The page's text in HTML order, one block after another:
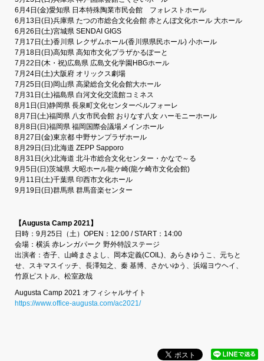
6月4日(金)愛知県 日本特殊陶業市民会館 フォレストホール
6月13日(日)兵庫県 たつの市総合文化会館 赤とんぼ文化ホール 大ホール
6月26日(土)宮城県 SENDAI GIGS
7月17日(土)香川県 レクザムホール(香川県県民ホール) 小ホール
7月18日(日)高知県 高知市文化プラザかるぽーと
7月22日(木・祝)広島県 広島文化学園HBGホール
7月24日(土)大阪府 オリックス劇場
7月25日(日)岡山県 高梁総合文化会館大ホール
7月31日(土)福島県 白河文化交流館コミネス
8月1日(日)静岡県 長泉町文化センターベルフォーレ
8月7日(土)福岡県 八女市民会館 おりなす八女 ハーモニーホール
8月8日(日)福岡県 福岡国際会議場メインホール
8月27日(金)東京都 中野サンプラザホール
8月29日(日)北海道 ZEPP Sapporo
8月31日(火)北海道 北斗市総合文化センター・かなで～る
9月5日(日)茨城県 大昭ホール龍ケ崎(龍ケ崎市文化会館)
9月11日(土)千葉県 印西市文化ホール
9月19日(日)群馬県 群馬音楽センター
【Augusta Camp 2021】
日時：9月25日（土）OPEN：12:00 / START：14:00
会場：横浜 赤レンガパーク 野外特設ステージ
出演者：杏子、山崎まさよし、岡本定義(COIL)、あらきゆうこ、元ちと
せ、スキマスイッチ、長澤知之、秦 基博、さかいゆう、浜端ヨウヘイ、
竹原ピストル、松室政哉
Augusta Camp 2021 オフィシャルサイト
https://www.office-augusta.com/ac2021/